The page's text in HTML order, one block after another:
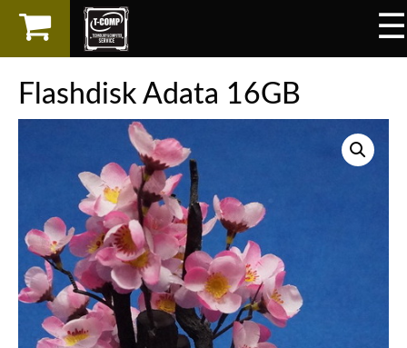
☰
×
LAPTOP
SPAREPART
AKSESORIS
SERVICES
Flashdisk Adata 16GB